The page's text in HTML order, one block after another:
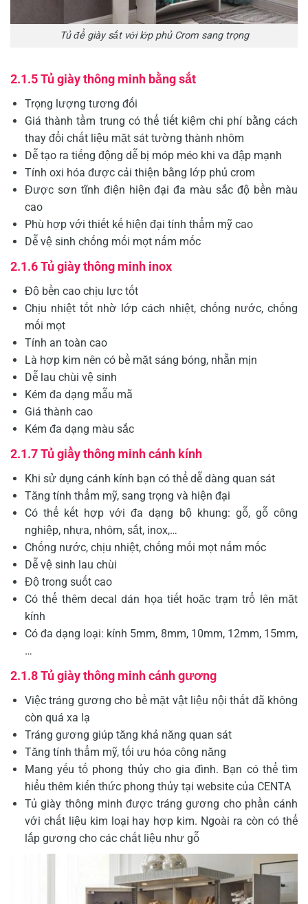
Tủ để giày sắt với lớp phủ Crom sang trọng
2.1.5 Tủ giày thông minh bằng sắt
Trọng lượng tương đối
Giá thành tầm trung có thể tiết kiệm chi phí bằng cách
thay đổi chất liệu mặt sát tường thành nhôm
Dễ tạo ra tiếng động dễ bị móp méo khi va đập mạnh
Tính oxi hóa được cải thiện bằng lớp phủ crom
Được sơn tĩnh điện hiện đại đa màu sắc độ bền màu
cao
Phù hợp với thiết kế hiện đại tính thẩm mỹ cao
Dễ vệ sinh chống mối mọt nấm mốc
2.1.6 Tủ giày thông minh inox
Độ bền cao chịu lực tốt
Chịu nhiệt tốt nhờ lớp cách nhiệt, chống nước, chống
mối mọt
Tính an toàn cao
Là hợp kim nên có bề mặt sáng bóng, nhẵn mịn
Dễ lau chùi vệ sinh
Kém đa dạng mẫu mã
Giá thành cao
Kém đa dạng màu sắc
2.1.7 Tủ giầy thông minh cánh kính
Khi sử dụng cánh kính bạn có thể dễ dàng quan sát
Tăng tính thẩm mỹ, sang trọng và hiện đại
Có thể kết hợp với đa dạng bộ khung: gỗ, gỗ công
nghiệp, nhựa, nhôm, sắt, inox,…
Chống nước, chịu nhiệt, chống mối mọt nấm mốc
Dễ vệ sinh lau chùi
Độ trong suốt cao
Có thể thêm decal dán họa tiết hoặc trạm trổ lên mặt
kính
Có đa dạng loại: kính 5mm, 8mm, 10mm, 12mm, 15mm,
…
2.1.8 Tủ giày thông minh cánh gương
Việc tráng gương cho bề mặt vật liệu nội thất đã không
còn quá xa lạ
Tráng gương giúp tăng khả năng quan sát
Tăng tính thẩm mỹ, tối ưu hóa công năng
Mang yếu tố phong thủy cho gia đình. Bạn có thể tìm
hiểu thêm kiến thức phong thủytại website của CENTA
Tủ giày thông minh được tráng gương cho phần cánh
với chất liệu kim loại hay hợp kim. Ngoài ra còn có thể
lắp gương cho các chất liệu như gỗ